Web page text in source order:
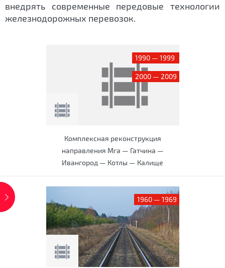
внедрять современные передовые технологии
железнодорожных перевозок.
1990 — 1999
2000 — 2009
Комплексная реконструкция
направления Мга — Гатчина —
Ивангород — Котлы — Калище
1960 — 1969